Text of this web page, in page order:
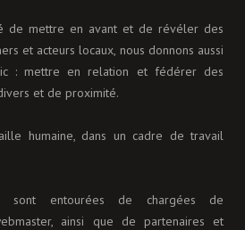
de mettre en avant et de révéler des
et acteurs locaux, nous donnons aussi
: mettre en relation et fédérer des
et de proximité.
humaine, dans un cadre de travail
sont entourées de chargées de
ainsi que de partenaires et